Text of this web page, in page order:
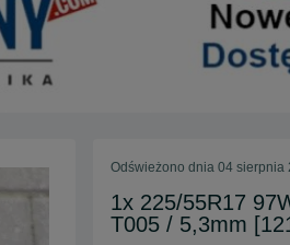
Odświeżono dnia 04 sierpnia
1x 225/55R17
T005 / 5,3mm